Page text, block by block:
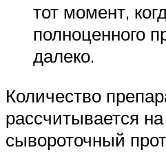
тот момент,
полноценного
далеко.
Количество
рассчитывается
сывороточный